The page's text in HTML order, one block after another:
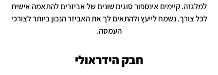
למלגזה. קיימים אינספור סוגים שונים של אביזרים להתאמה אישית
לכל צורך. נשמח לייעץ ולהתאים לך את האביזר הנכון ביותר לצורכי
העמסה.
חבק הידראולי